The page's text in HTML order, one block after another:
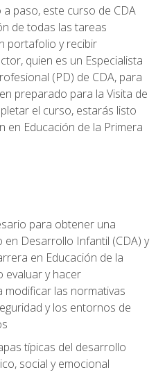
paso, este curso de CDA
de todas las tareas
portafolio y recibir
quien es un Especialista
(PD) de CDA, para
preparado para la Visita de
el curso, estarás listo
en Educación de la Primera
para obtener una
en Desarrollo Infantil (CDA) y
en Educación de la
evaluar y hacer
las normativas
y los entornos de
típicas del desarrollo
social y emocional